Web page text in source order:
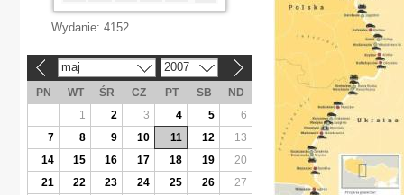
Wydanie: 4152
maj 2007
PN WT ŚR CZ PT SB
ND
1
2 3 4 5
6
7
8 9 10 11 12
13
14
15 16 17 18 19
20
21
22 23 24 25 26
27